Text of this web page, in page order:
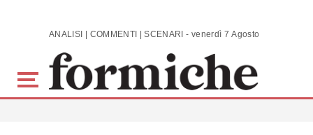
Skip to main content ANALISI | COMMENTI | SCENARI - venerdì 7 Agosto 2026